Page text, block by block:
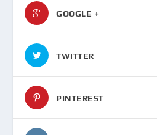
GOOGLE +
TWITTER
PINTEREST